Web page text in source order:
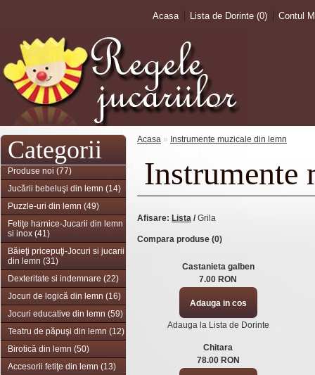
Acasa Lista de Dorinte (0) Contul
Categorii
Produse noi (77)
Jucării bebeluşi din lemn (14)
Puzzle-uri din lemn (49)
Fetiţe harnice-Jucarii din lemn
si inox (41)
Băieţi pricepuţi-Jocuri si jucarii
din lemn (31)
Dexteritate si indemnare (22)
Jocuri de logică din lemn (16)
Jocuri educative din lemn (59)
Teatru de păpuşi din lemn (12)
Birotică din lemn (50)
Accesorii fetiţe din lemn (13)
Acasa » Instrumente muzicale din lemn
Instrumente
Afisare: Lista /Grila
Compara produse (0)
Castanieta galben
7.00 RON
Adauga la Lista de Dorinte
Chitara
78.00 RON